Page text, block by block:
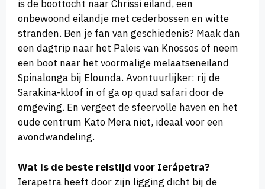
is de boottocht naar Chrissi eiland, een
onbewoond eilandje met cederbossen en witte
stranden. Ben je fan van geschiedenis? Maak dan
een dagtrip naar het Paleis van Knossos of neem
een boot naar het voormalige melaatseneiland
Spinalonga bij Elounda. Avontuurlijker: rij de
Sarakina-kloof in of ga op quad safari door de
omgeving. En vergeet de sfeervolle haven en het
oude centrum Kato Mera niet, ideaal voor een
avondwandeling.
Wat is de beste reistijd voor Ierápetra?
Ierapetra heeft door zijn ligging dicht bij de